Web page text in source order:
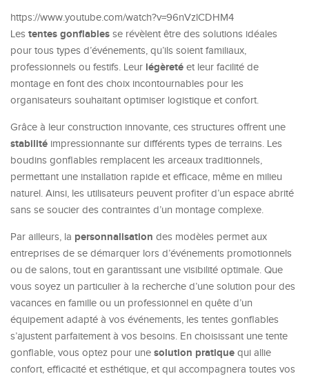
https://www.youtube.com/watch?v=96nVzlCDHM4
Les tentes gonflables se révèlent être des solutions idéales
pour tous types d’événements, qu’ils soient familiaux,
professionnels ou festifs. Leur légèreté et leur facilité de
montage en font des choix incontournables pour les
organisateurs souhaitant optimiser logistique et confort.
Grâce à leur construction innovante, ces structures offrent une
stabilité impressionnante sur différents types de terrains. Les
boudins gonflables remplacent les arceaux traditionnels,
permettant une installation rapide et efficace, même en milieu
naturel. Ainsi, les utilisateurs peuvent profiter d’un espace abrité
sans se soucier des contraintes d’un montage complexe.
Par ailleurs, la personnalisation des modèles permet aux
entreprises de se démarquer lors d’événements promotionnels
ou de salons, tout en garantissant une visibilité optimale. Que
vous soyez un particulier à la recherche d’une solution pour des
vacances en famille ou un professionnel en quête d’un
équipement adapté à vos événements, les tentes gonflables
s’ajustent parfaitement à vos besoins. En choisissant une tente
gonflable, vous optez pour une solution pratique qui allie
confort, efficacité et esthétique, et qui accompagnera toutes vos